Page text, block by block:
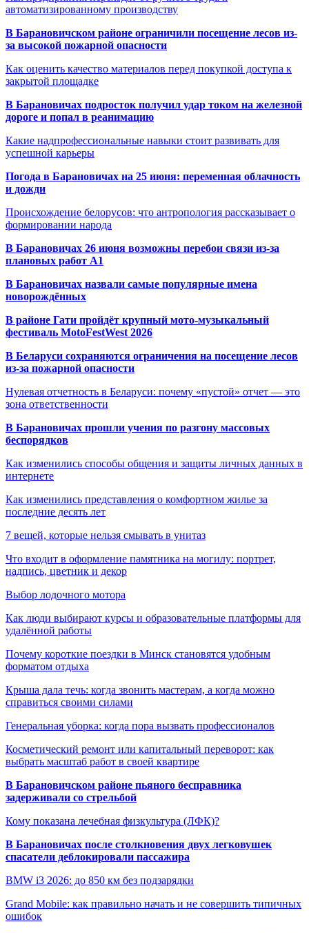
автоматизированному производству
В Барановичском районе ограничили посещение лесов из-
за высокой пожарной опасности
Как оценить качество материалов перед покупкой доступа к
закрытой площадке
В Барановичах подросток получил удар током на железной
дороге и попал в реанимацию
Какие надпрофессиональные навыки стоит развивать для
успешной карьеры
Погода в Барановичах на 25 июня: переменная облачность
и дожди
Происхождение белорусов: что антропология рассказывает о
формировании народа
В Барановичах 26 июня возможны перебои связи из-за
плановых работ A1
В Барановичах назвали самые популярные имена
новорождённых
В районе Гати пройдёт крупный мото-музыкальный
фестиваль MotoFestWest 2026
В Беларуси сохраняются ограничения на посещение лесов
из-за пожарной опасности
Нулевая отчетность в Беларуси: почему «пустой» отчет — это
зона ответственности
В Барановичах прошли учения по разгону массовых
беспорядков
Как изменились способы общения и защиты личных данных в
интернете
Как изменились представления о комфортном жилье за
последние десять лет
7 вещей, которые нельзя смывать в унитаз
Что входит в оформление памятника на могилу: портрет,
надпись, цветник и декор
Выбор лодочного мотора
Как люди выбирают курсы и образовательные платформы для
удалённой работы
Почему короткие поездки в Минск становятся удобным
форматом отдыха
Крыша дала течь: когда звонить мастерам, а когда можно
справиться своими силами
Генеральная уборка: когда пора вызвать профессионалов
Косметический ремонт или капитальный переворот: как
выбрать масштаб работ в своей квартире
В Барановичском районе пьяного бесправника
задерживали со стрельбой
Кому показана лечебная физкультура (ЛФК)?
В Барановичах после столкновения двух легковушек
спасатели деблокировали пассажира
BMW i3 2026: до 850 км без подзарядки
Grand Mobile: как правильно начать и не совершить типичных
ошибок